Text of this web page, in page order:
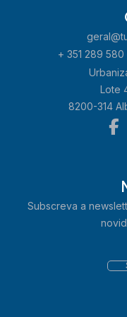
+ 351 289 580
Lote
8200-314
Subscreva a